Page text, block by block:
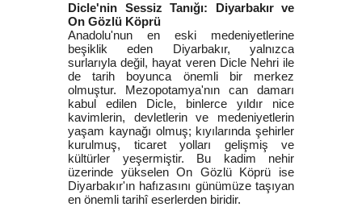
Dicle'nin Sessiz Tanığı: Diyarbakır ve
On Gözlü Köprü
Anadolu'nun en eski medeniyetlerine
beşiklik eden Diyarbakır, yalnızca
surlarıyla değil, hayat veren Dicle Nehri ile
de tarih boyunca önemli bir merkez
olmuştur. Mezopotamya'nın can damarı
kabul edilen Dicle, binlerce yıldır nice
kavimlerin, devletlerin ve medeniyetlerin
yaşam kaynağı olmuş; kıyılarında şehirler
kurulmuş, ticaret yolları gelişmiş ve
kültürler yeşermiştir. Bu kadim nehir
üzerinde yükselen On Gözlü Köprü ise
Diyarbakır'ın hafızasını günümüze taşıyan
en önemli tarihî eserlerden biridir.